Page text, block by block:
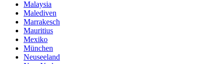
Malaysia
Malediven
Marrakesch
Mauritius
Mexiko
München
Neuseeland